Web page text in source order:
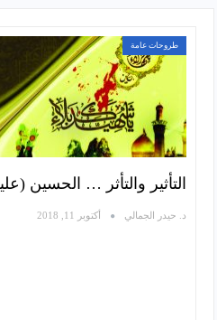
طروحات عامة
التأثير والتأثر … الحسين
د. حيدر الجمالي أكتوبر 11, 2018